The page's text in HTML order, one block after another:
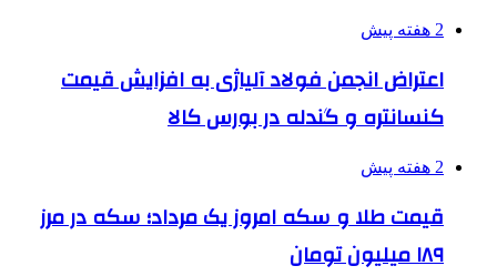
2 هفته پیش
اعتراض انجمن فولاد آلیاژی به افزایش قیمت
کنسانتره و گندله در بورس کالا
2 هفته پیش
قیمت طلا و سکه امروز یک مرداد؛ سکه در مرز
۱۸۹ میلیون تومان